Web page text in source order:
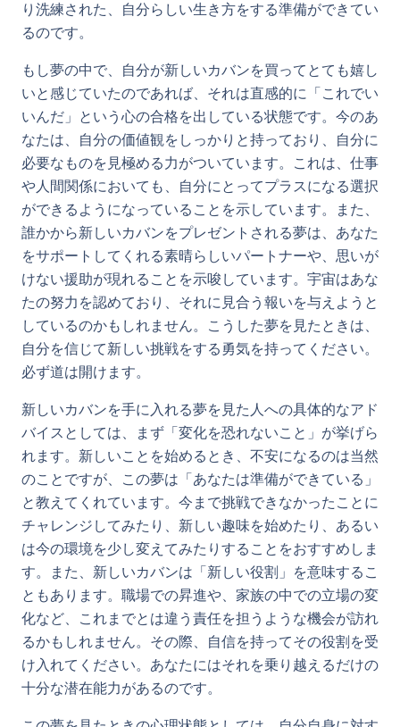
り洗練された、自分らしい生き方をする準備ができてい
るのです。
もし夢の中で、自分が新しいカバンを買ってとても嬉し
いと感じていたのであれば、それは直感的に「これでい
いんだ」という心の合格を出している状態です。今のあ
なたは、自分の価値観をしっかりと持っており、自分に
必要なものを見極める力がついています。これは、仕事
や人間関係においても、自分にとってプラスになる選択
ができるようになっていることを示しています。また、
誰かから新しいカバンをプレゼントされる夢は、あなた
をサポートしてくれる素晴らしいパートナーや、思いが
けない援助が現れることを示唆しています。宇宙はあな
たの努力を認めており、それに見合う報いを与えようと
しているのかもしれません。こうした夢を見たときは、
自分を信じて新しい挑戦をする勇気を持ってください。
必ず道は開けます。
新しいカバンを手に入れる夢を見た人への具体的なアド
バイスとしては、まず「変化を恐れないこと」が挙げら
れます。新しいことを始めるとき、不安になるのは当然
のことですが、この夢は「あなたは準備ができている」
と教えてくれています。今まで挑戦できなかったことに
チャレンジしてみたり、新しい趣味を始めたり、あるい
は今の環境を少し変えてみたりすることをおすすめしま
す。また、新しいカバンは「新しい役割」を意味するこ
ともあります。職場での昇進や、家族の中での立場の変
化など、これまでとは違う責任を担うような機会が訪れ
るかもしれません。その際、自信を持ってその役割を受
け入れてください。あなたにはそれを乗り越えるだけの
十分な潜在能力があるのです。